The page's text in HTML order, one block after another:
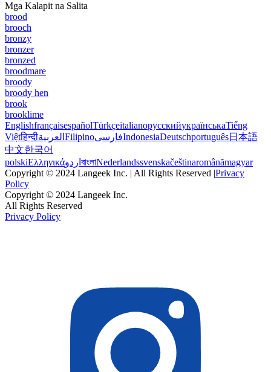
Mga Kalapit na Salita
brood
brooch
bronzy
bronzer
bronzed
broodmare
broody
broody hen
brook
brooklime
EnglishfrançaisespañolTürkçeitalianoрусскийукраїнськаTiếng
Việtहिन्दीالعربية FilipinoفارسیIndonesiaDeutschportuguês日本語
中文한국어
polskiΕλληνικάاردو বাংলাNederlandssvenskačeštinaromânămagyar
Copyright © 2024 Langeek Inc. | All Rights Reserved |Privacy
Policy
Copyright © 2024 Langeek Inc.
All Rights Reserved
Privacy Policy